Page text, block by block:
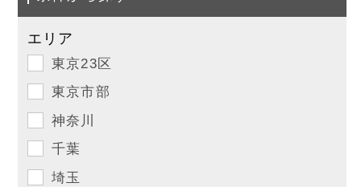
エリア
東京23区
東京市部
神奈川
千葉
埼玉